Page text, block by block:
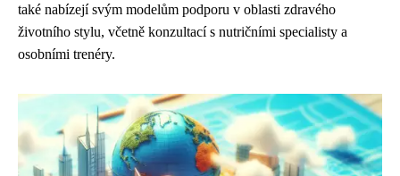
také nabízejí svým modelům podporu v oblasti zdravého
životního stylu, včetně konzultací s nutričními specialisty a
osobními trenéry.